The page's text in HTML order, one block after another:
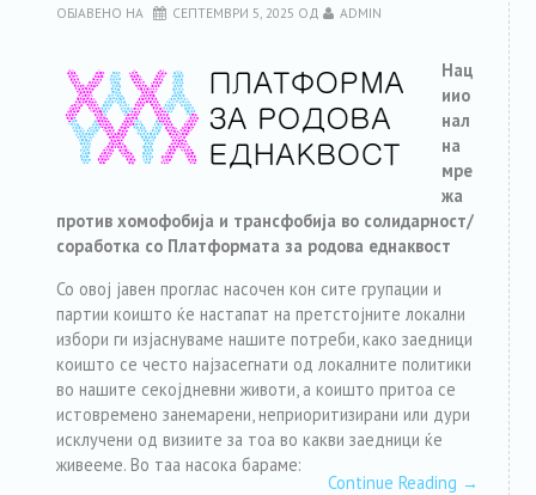
ОБЈАВЕНО НА СЕПТЕМВРИ 5, 2025 ОД ADMIN
Нац
иио
нал
на
мре
жа
против хомофобија и трансфобија во солидарност/
соработка со Платформата за родова еднаквост
Со овој јавен проглас насочен кон сите групации и
партии коишто ќе настапат на претстојните локални
избори ги изјаснуваме нашите потреби, како заедници
коишто се често најзасегнати од локалните политики
во нашите секојдневни животи, а коишто притоа се
истовремено занемарени, неприоритизирани или дури
исклучени од визиите за тоа во какви заедници ќе
живееме. Во таа насока бараме:
Continue Reading →